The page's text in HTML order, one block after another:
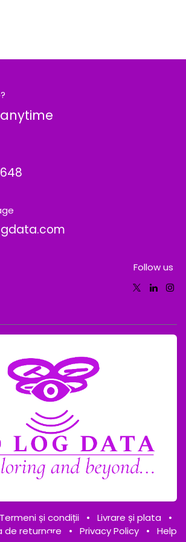
Follow us
Termeni și condiții • Livrare și plata
•
de returnare
• Privacy Policy • Help